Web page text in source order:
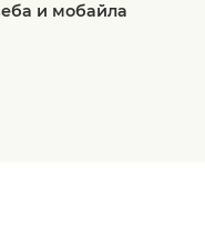
и мобайла